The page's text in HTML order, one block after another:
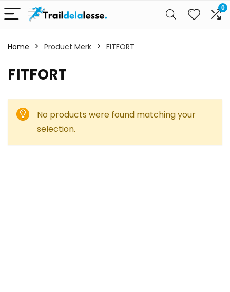
0
Home Product Merk FITFORT
FITFORT
No products were found matching your
selection.